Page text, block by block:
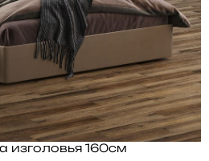
изголовья 160см